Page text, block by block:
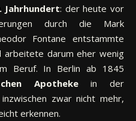
Jahrhundert: der heute vor
durch die Mark
Fontane entstammte
arbeitete darum eher wenig
Beruf. In Berlin ab 1845
Apothekein der
zwar nicht mehr,
erkennen.